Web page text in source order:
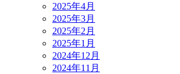
2025年4月
2025年3月
2025年2月
2025年1月
2024年12月
2024年11月